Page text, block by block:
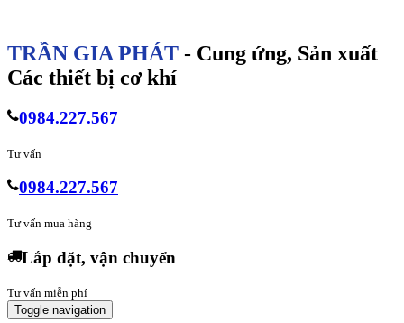
TRẦN GIA PHÁT - Cung ứng, Sản xuất
Các thiết bị cơ khí
0984.227.567
Tư vấn
0984.227.567
Tư vấn mua hàng
Lắp đặt, vận chuyển
Tư vấn miễn phí
Toggle navigation